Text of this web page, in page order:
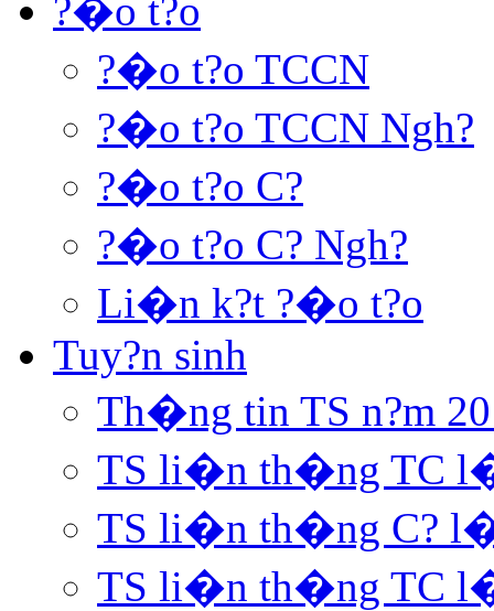
?�o t?o
?�o t?o TCCN
?�o t?o TCCN Ngh?
?�o t?o C?
?�o t?o C? Ngh?
Li�n k?t ?�o t?o
Tuy?n sinh
Th�ng tin TS n?m
TS li�n th�ng TC
TS li�n th�ng C?
TS li�n th�ng TC